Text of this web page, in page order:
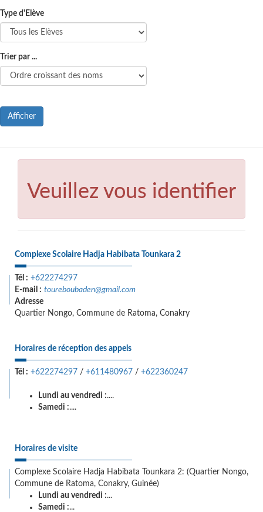
Type d'Elève
Trier par ...
Afficher
Veuillez vous identifier
Complexe Scolaire Hadja Habibata Tounkara 2
Tél : +622274297
E-mail : toureboubaden@gmail.com
Adresse
Quartier Nongo, Commune de Ratoma, Conakry
Horaires de réception des appels
Tél : +622274297 / +611480967 / +622360247
Lundi au vendredi :....
Samedi :....
Horaires de visite
Complexe Scolaire Hadja Habibata Tounkara 2: (Quartier Nongo,
Commune de Ratoma, Conakry, Guinée)
Lundi au vendredi :...
Samedi :...